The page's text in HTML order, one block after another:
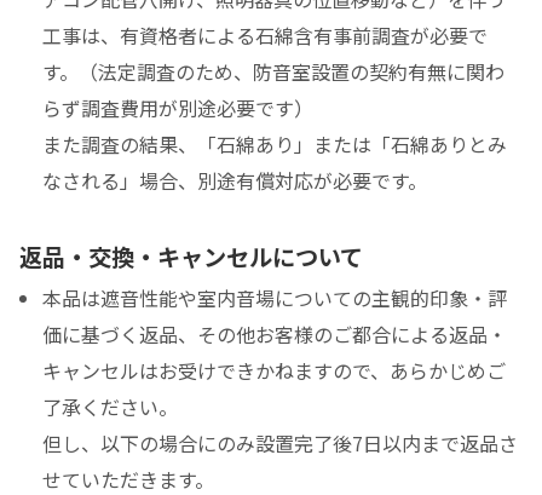
工事は、有資格者による石綿含有事前調査が必要で
す。（法定調査のため、防音室設置の契約有無に関わ
らず調査費用が別途必要です）
また調査の結果、「石綿あり」または「石綿ありとみ
なされる」場合、別途有償対応が必要です。
返品・交換・キャンセルについて
本品は遮音性能や室内音場についての主観的印象・評
価に基づく返品、その他お客様のご都合による返品・
キャンセルはお受けできかねますので、あらかじめご
了承ください。
但し、以下の場合にのみ設置完了後7日以内まで返品さ
せていただきます。